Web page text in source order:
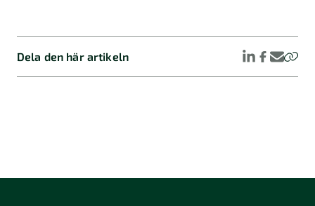
Dela den här artikeln